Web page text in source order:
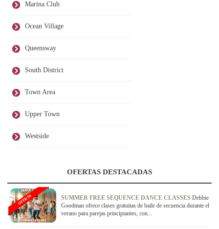
Marina Club
Ocean Village
Queensway
South District
Town Area
Upper Town
Westside
OFERTAS DESTACADAS
SUMMER FREE SEQUENCE DANCE CLASSES Debbie
Goodman ofrece clases gratuitas de baile de secuencia durante el
verano para parejas principiantes, con...
OFERTA